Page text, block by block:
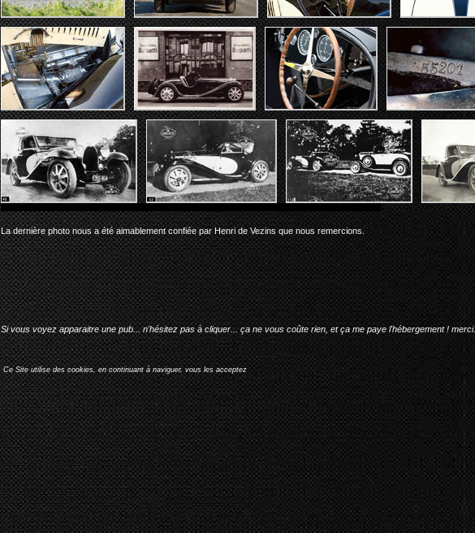
La dernière photo nous a été aimablement confiée par Henri de Vezins que nous remercions.
Si vous voyez apparaitre une pub... n'hésitez pas à cliquer... ça ne vous coûte rien, et ça me paye l'hébergement ! merci.
Ce Site utilise des cookies, en continuant à naviguer, vous les acceptez